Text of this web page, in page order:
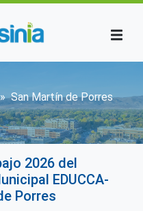
de ayuda a la
San Martín de Porres
2026 del
EDUCCA-
Porres